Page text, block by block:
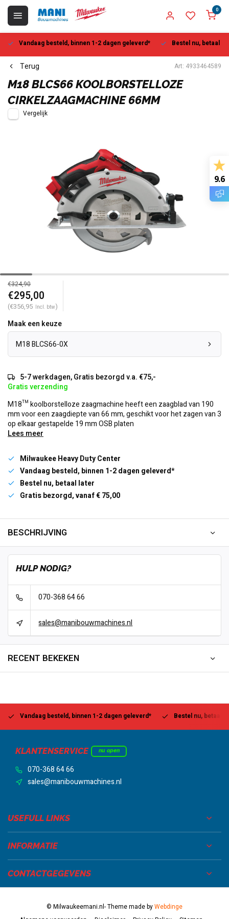
0
Vandaag besteld, binnen 1-2 dagen geleverd* Bestel nu, betaal
Terug Art: 4933464589
M18 BLCS66 KOOLBORSTELLOZE
CIRKELZAAGMACHINE 66MM
Vergelijk
€324,90
€295,00
(€356,95 Incl. btw)
Maak een keuze
M18 BLCS66-0X
5-7 werkdagen, Gratis bezorgd v.a. €75,-
Gratis verzending
M18™ koolborstelloze zaagmachine heeft een zaagblad van 190
mm voor een zaagdiepte van 66 mm, geschikt voor het zagen van 3
op elkaar gestapelde 19 mm OSB platen
Lees meer
Milwaukee Heavy Duty Center
Vandaag besteld, binnen 1-2 dagen geleverd*
Bestel nu, betaal later
Gratis bezorgd, vanaf € 75,00
BESCHRIJVING
HULP NODIG?
070-368 64 66
sales@manibouwmachines.nl
RECENT BEKEKEN
Vandaag besteld, binnen 1-2 dagen geleverd* Bestel nu, betaal
KLANTENSERVICE nu open
070-368 64 66
sales@manibouwmachines.nl
USEFULL LINKS
INFORMATIE
CONTACTGEGEVENS
© Milwaukeemani.nl- Theme made byWebdinge
9.6